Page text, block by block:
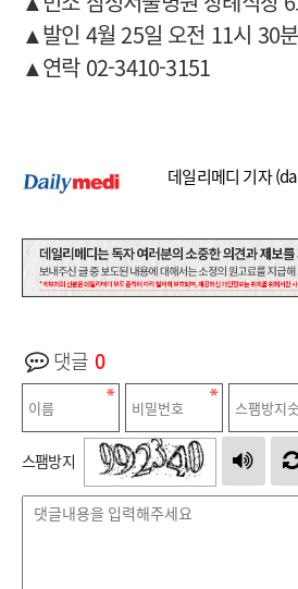
▲발인 4월 25일 오전 11시 30분
▲연락 02-3410-3151
데일리메디 기자 (
댓글 0
스팸방지